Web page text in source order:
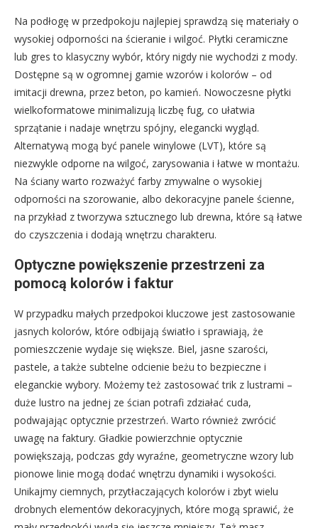
Na podłogę w przedpokoju najlepiej sprawdzą się materiały o
wysokiej odporności na ścieranie i wilgoć. Płytki ceramiczne
lub gres to klasyczny wybór, który nigdy nie wychodzi z mody.
Dostępne są w ogromnej gamie wzorów i kolorów – od
imitacji drewna, przez beton, po kamień. Nowoczesne płytki
wielkoformatowe minimalizują liczbę fug, co ułatwia
sprzątanie i nadaje wnętrzu spójny, elegancki wygląd.
Alternatywą mogą być panele winylowe (LVT), które są
niezwykle odporne na wilgoć, zarysowania i łatwe w montażu.
Na ściany warto rozważyć farby zmywalne o wysokiej
odporności na szorowanie, albo dekoracyjne panele ścienne,
na przykład z tworzywa sztucznego lub drewna, które są łatwe
do czyszczenia i dodają wnętrzu charakteru.
Optyczne powiększenie przestrzeni za
pomocą kolorów i faktur
W przypadku małych przedpokoi kluczowe jest zastosowanie
jasnych kolorów, które odbijają światło i sprawiają, że
pomieszczenie wydaje się większe. Biel, jasne szarości,
pastele, a także subtelne odcienie beżu to bezpieczne i
eleganckie wybory. Możemy też zastosować trik z lustrami –
duże lustro na jednej ze ścian potrafi zdziałać cuda,
podwajając optycznie przestrzeń. Warto również zwrócić
uwagę na faktury. Gładkie powierzchnie optycznie
powiększają, podczas gdy wyraźne, geometryczne wzory lub
pionowe linie mogą dodać wnętrzu dynamiki i wysokości.
Unikajmy ciemnych, przytłaczających kolorów i zbyt wielu
drobnych elementów dekoracyjnych, które mogą sprawić, że